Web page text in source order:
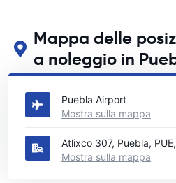
Mappa delle
a noleggio in
Guarda le nostre principali sedi di
Puebla Airport
Mostra sulla mappa
Atlixco 307, Puebla,
Mostra sulla mappa